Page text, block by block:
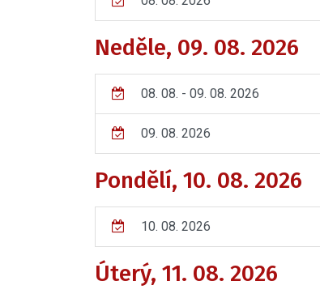
Neděle, 09. 08. 2026
08. 08. - 09. 08. 2026
09. 08. 2026
Pondělí, 10. 08. 2026
10. 08. 2026
Úterý, 11. 08. 2026